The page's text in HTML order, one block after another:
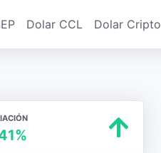
Dolar CCL Dolar Cripto